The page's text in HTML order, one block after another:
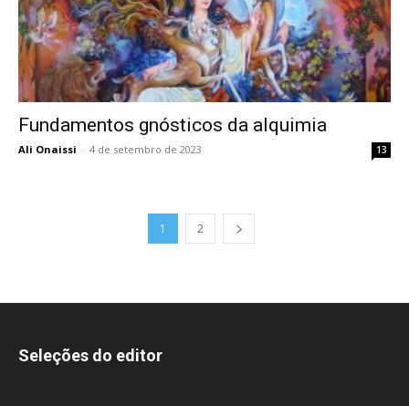
Fundamentos gnósticos da alquimia
Ali Onaissi - 4 de setembro de 2023 13
1 2
Seleções do editor